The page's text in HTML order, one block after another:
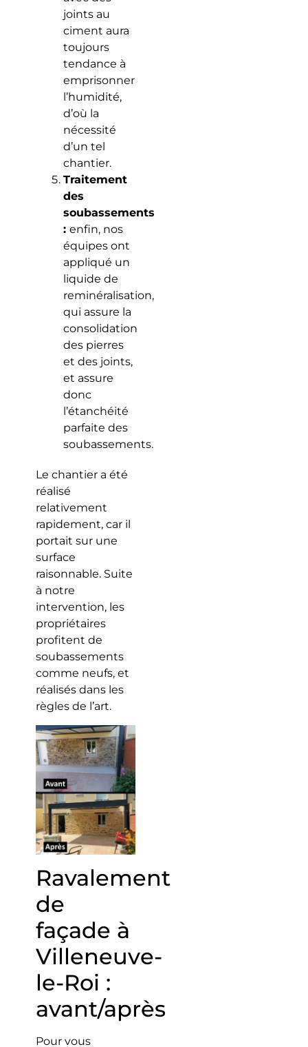
joints au
ciment aura
toujours
tendance à
emprisonner
l’humidité,
d’où la
nécessité
d’un tel
chantier.
Traitement
des
soubassements
: enfin, nos
équipes ont
appliqué un
liquide de
reminéralisation,
qui assure la
consolidation
des pierres
et des joints,
et assure
donc
l’étanchéité
parfaite des
soubassements.
Le chantier a été
réalisé
relativement
rapidement, car il
portait sur une
surface
raisonnable. Suite
à notre
intervention, les
propriétaires
profitent de
soubassements
comme neufs, et
réalisés dans les
règles de l’art.
Ravalement
de
façade à
Villeneuve-
le-Roi :
avant/après
Pour vous